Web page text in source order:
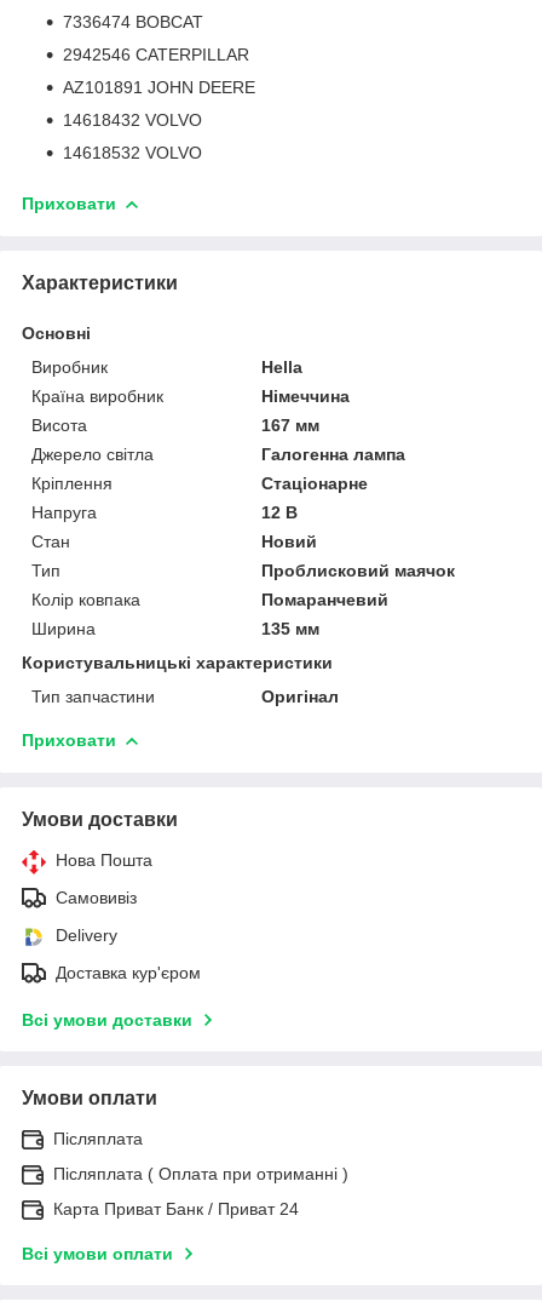
7336474 BOBCAT
2942546 CATERPILLAR
AZ101891 JOHN DEERE
14618432 VOLVO
14618532 VOLVO
Приховати
Характеристики
Основні
Виробник
Hella
Країна виробник
Німеччина
Висота
167 мм
Джерело світла
Галогенна лампа
Кріплення
Стаціонарне
Напруга
12 В
Стан
Новий
Тип
Проблисковий маячок
Колір ковпака
Помаранчевий
Ширина
135 мм
Користувальницькі характеристики
Тип запчастини
Оригінал
Приховати
Умови доставки
Нова Пошта
Самовивіз
Delivery
Доставка кур'єром
Всі умови доставки
Умови оплати
Післяплата
Післяплата ( Оплата при отриманні )
Карта Приват Банк / Приват 24
Всі умови оплати